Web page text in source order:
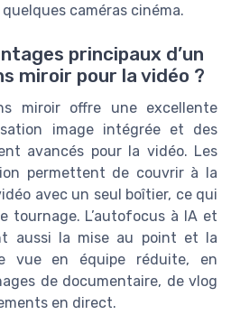
caméras cinéma.
principaux d’un
miroir pour la vidéo ?
miroir offre une excellente
image intégrée et des
avancés pour la vidéo. Les
permettent de couvrir à la
avec un seul boîtier, ce qui
tournage. L’autofocus à IA et
aussi la mise au point et la
vue en équipe réduite, en
de documentaire, de vlog
en direct.